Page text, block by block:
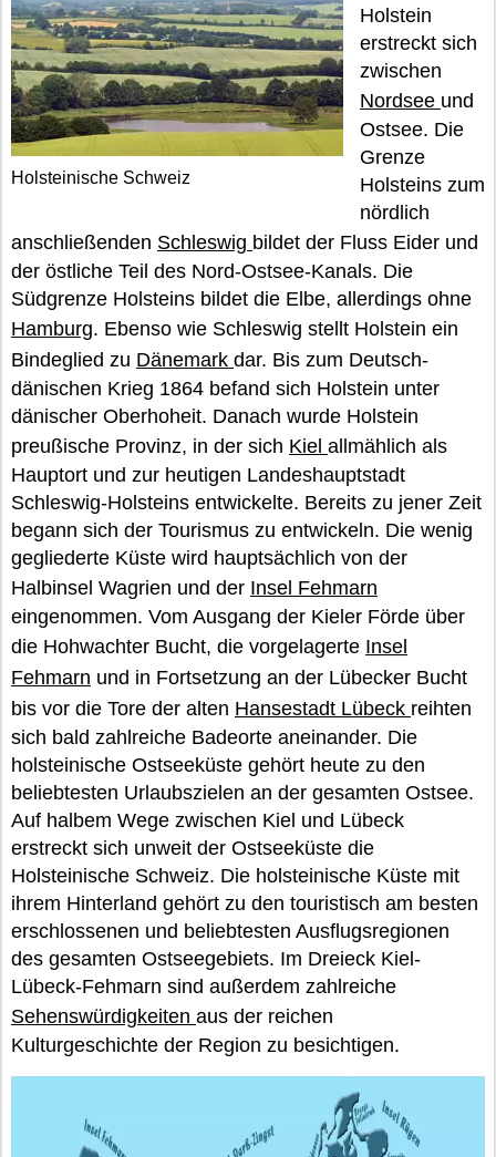
Holsteinische Schweiz
Holstein
erstreckt sich
zwischen
Nordsee und
Ostsee. Die
Grenze
Holsteins zum
nördlich
anschließenden Schleswig bildet der Fluss Eider und
der östliche Teil des Nord-Ostsee-Kanals. Die
Südgrenze Holsteins bildet die Elbe, allerdings ohne
Hamburg. Ebenso wie Schleswig stellt Holstein ein
Bindeglied zu Dänemark dar. Bis zum Deutsch-
dänischen Krieg 1864 befand sich Holstein unter
dänischer Oberhoheit. Danach wurde Holstein
preußische Provinz, in der sich Kiel allmählich als
Hauptort und zur heutigen Landeshauptstadt
Schleswig-Holsteins entwickelte. Bereits zu jener Zeit
begann sich der Tourismus zu entwickeln. Die wenig
gegliederte Küste wird hauptsächlich von der
Halbinsel Wagrien und der Insel Fehmarn
eingenommen. Vom Ausgang der Kieler Förde über
die Hohwachter Bucht, die vorgelagerte Insel
Fehmarn und in Fortsetzung an der Lübecker Bucht
bis vor die Tore der alten Hansestadt Lübeck reihten
sich bald zahlreiche Badeorte aneinander. Die
holsteinische Ostseeküste gehört heute zu den
beliebtesten Urlaubszielen an der gesamten Ostsee.
Auf halbem Wege zwischen Kiel und Lübeck
erstreckt sich unweit der Ostseeküste die
Holsteinische Schweiz. Die holsteinische Küste mit
ihrem Hinterland gehört zu den touristisch am besten
erschlossenen und beliebtesten Ausflugsregionen
des gesamten Ostseegebiets. Im Dreieck Kiel-
Lübeck-Fehmarn sind außerdem zahlreiche
Sehenswürdigkeiten aus der reichen
Kulturgeschichte der Region zu besichtigen.